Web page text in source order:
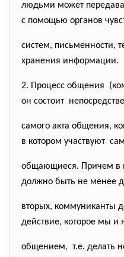
людьми может
с помощью органов
систем, письменности,
хранения информации.
2. Процесс общения
он состоит
самого акта общения,
в котором участвуют
общающиеся. Причем в
должно быть не менее
вторых, коммуниканты
действие, которое мы и
общением, т.е. делать